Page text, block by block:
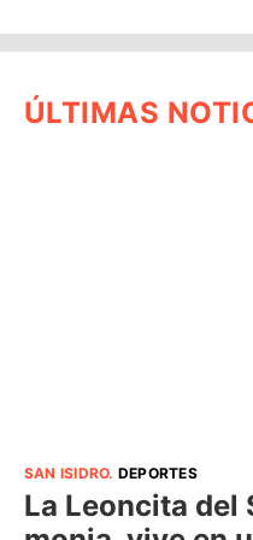
ÚLTIMAS
SAN ISIDRO. DEPORTES
La Leoncita del